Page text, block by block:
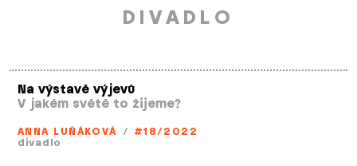
DIVADLO
Na výstavě výjevů
V jakém světě to žijeme?
ANNA LUŇÁKOVÁ / #18/2022
divadlo